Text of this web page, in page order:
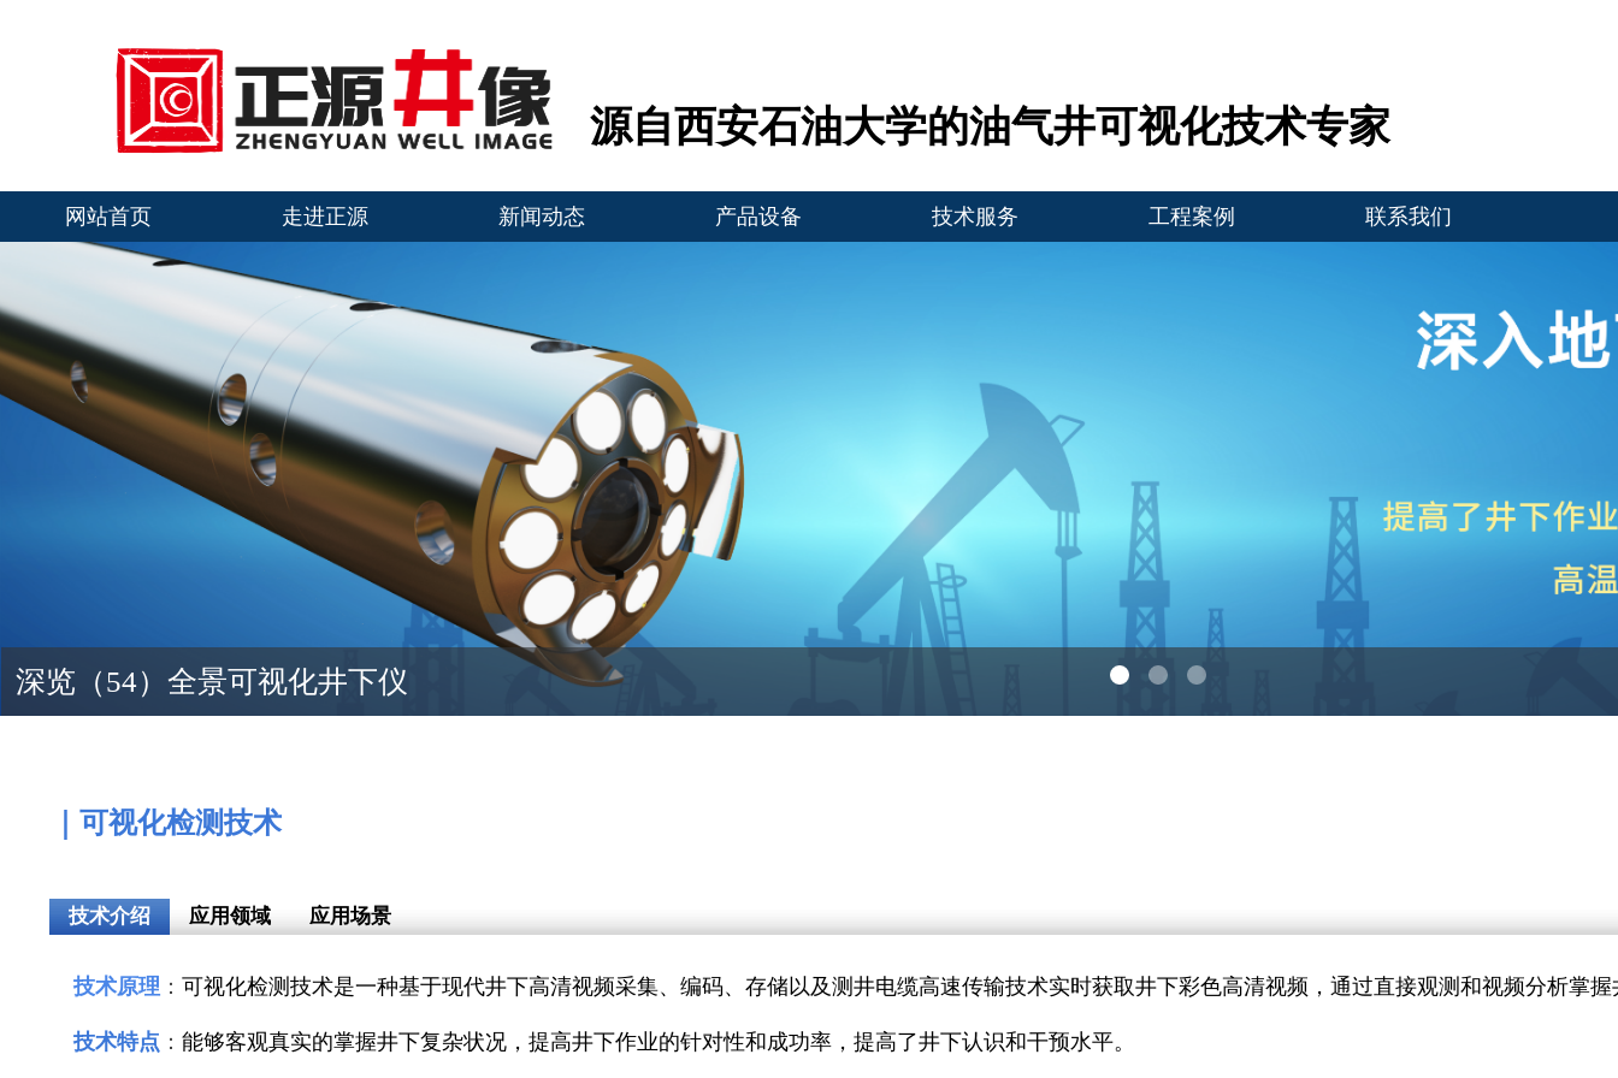
｜可视化检测技术
源自西安石油大学的油气井可视化技术专家
网站首页 走进正源 新闻动态 产品设备 技术服务 工程案例 联系我们
深览（54）全景可视化井下仪
技术介绍 应用领域 应用场景
技术原理 ： 可视化检测技术是一种基于现代井下高清视频采集、编码、存储以及测井电缆高速传输技术实时获取井下彩色高清视频，通过直接观测和视频分析掌
技术特点 ： 能够客观真实的掌握井下复杂状况，提高井下作业的针对性和成功率，提高了井下认识和干预水平。